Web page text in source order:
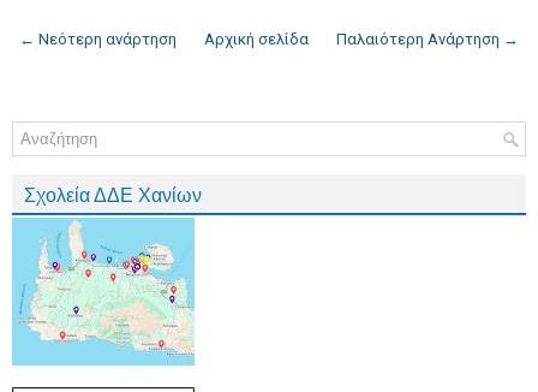
← Νεότερη ανάρτηση Παλαιότερη Ανάρτηση →
Αρχική σελίδα
Σχολεία ΔΔΕ Χανίων